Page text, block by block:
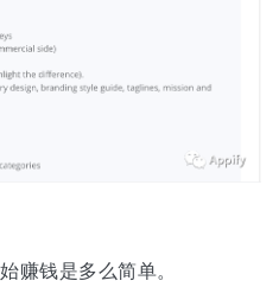
赚钱是多么简单。